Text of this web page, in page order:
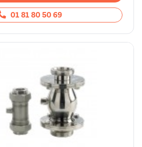
01 81 80 50 69